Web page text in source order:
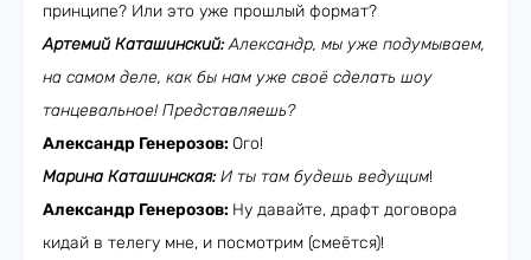
принципе? Или это уже прошлый формат?
Артемий Каташинский:Александр, мы уже подумываем,
на самом деле, как бы нам уже своё сделать шоу
танцевальное! Представляешь?
Александр Генерозов: Ого!
Марина Каташинская:И ты там будешь ведущим!
Александр Генерозов: Ну давайте, драфт договора
кидай в телегу мне, и посмотрим (смеётся)!